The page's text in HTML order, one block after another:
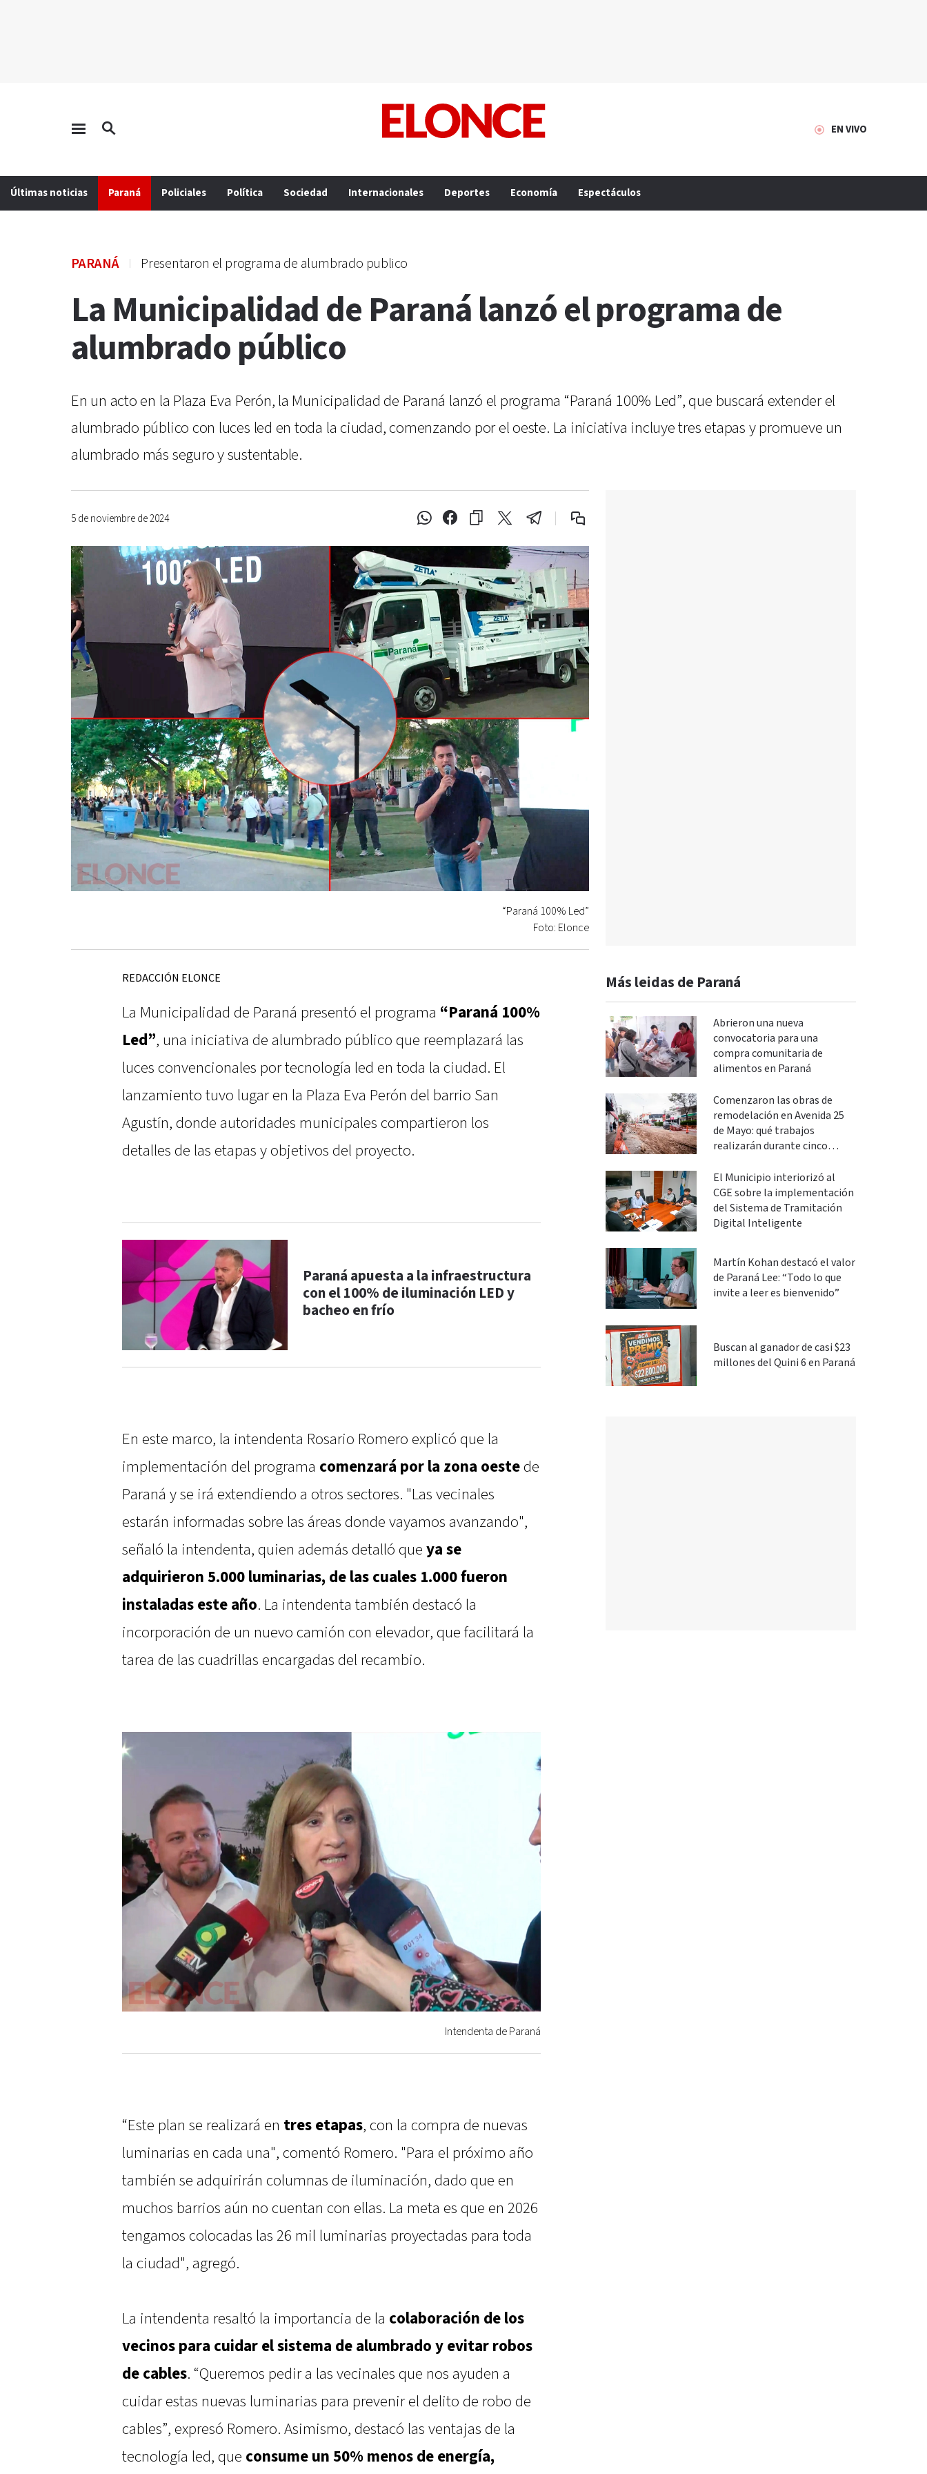
EN VIVO
Últimas noticias Paraná Policiales Política Sociedad Internacionales Deportes Economía Espectáculos
PARANÁ Presentaron el programa de alumbrado publico
La Municipalidad de Paraná lanzó el programa de
alumbrado público
En un acto en la Plaza Eva Perón, la Municipalidad de Paraná lanzó el programa “Paraná 100% Led”, que buscará extender el
alumbrado público con luces led en toda la ciudad, comenzando por el oeste. La iniciativa incluye tres etapas y promueve un
alumbrado más seguro y sustentable.
5 de noviembre de 2024
“Paraná 100% Led”
Foto: Elonce
REDACCIÓN ELONCE
La Municipalidad de Paraná presentó el programa “Paraná 100%
Led”, una iniciativa de alumbrado público que reemplazará las
luces convencionales por tecnología led en toda la ciudad. El
lanzamiento tuvo lugar en la Plaza Eva Perón del barrio San
Agustín, donde autoridades municipales compartieron los
detalles de las etapas y objetivos del proyecto.
Paraná apuesta a la infraestructura
con el 100% de iluminación LED y
bacheo en frío
En este marco, la intendenta Rosario Romero explicó que la
implementación del programa comenzará por la zona oestede
Paraná y se irá extendiendo a otros sectores. "Las vecinales
estarán informadas sobre las áreas donde vayamos avanzando",
señaló la intendenta, quien además detalló que ya se
adquirieron 5.000 luminarias, de las cuales 1.000 fueron
instaladas este año. La intendenta también destacó la
incorporación de un nuevo camión con elevador, que facilitará la
tarea de las cuadrillas encargadas del recambio.
Intendenta de Paraná
“Este plan se realizará en tres etapas, con la compra de nuevas
luminarias en cada una", comentó Romero. "Para el próximo año
también se adquirirán columnas de iluminación, dado que en
muchos barrios aún no cuentan con ellas. La meta es que en 2026
tengamos colocadas las 26 mil luminarias proyectadas para toda
la ciudad", agregó.
La intendenta resaltó la importancia de la colaboración de los
vecinos para cuidar el sistema de alumbrado y evitar robos
de cables. “Queremos pedir a las vecinales que nos ayuden a
cuidar estas nuevas luminarias para prevenir el delito de robo de
cables”, expresó Romero. Asimismo, destacó las ventajas de la
tecnología led, que consume un 50% menos de energía,
Más leidas de Paraná
Abrieron una nueva
convocatoria para una
compra comunitaria de
alimentos en Paraná
Comenzaron las obras de
remodelación en Avenida 25
de Mayo: qué trabajos
realizarán durante cinco
El Municipio interiorizó al
CGE sobre la implementación
del Sistema de Tramitación
Digital Inteligente
Martín Kohan destacó el valor
de Paraná Lee: “Todo lo que
invite a leer es bienvenido”
Buscan al ganador de casi $23
millones del Quini 6 en Paraná